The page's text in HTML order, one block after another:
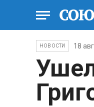
НОВОСТИ 18